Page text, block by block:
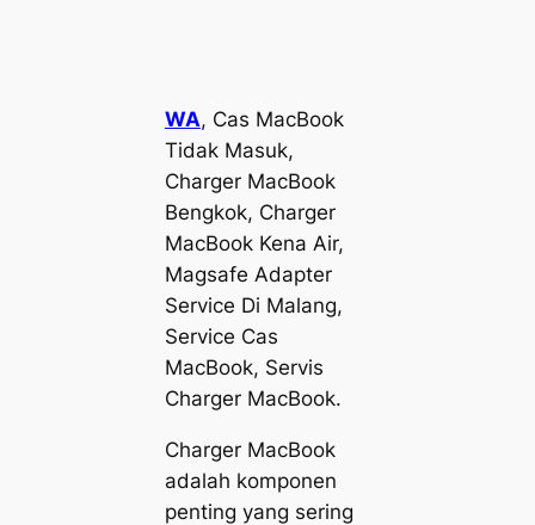
WA, Cas MacBook
Tidak Masuk,
Charger MacBook
Bengkok, Charger
MacBook Kena Air,
Magsafe Adapter
Service Di Malang,
Service Cas
MacBook, Servis
Charger MacBook.
Charger MacBook
adalah komponen
penting yang sering